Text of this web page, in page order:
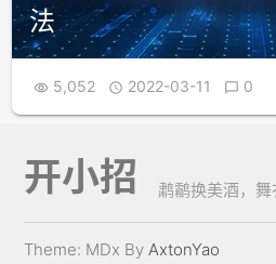
法
 5,052  2022-03-11  0
开小招 鹔鹴换美酒，舞
Theme: MDx ByAxtonYao